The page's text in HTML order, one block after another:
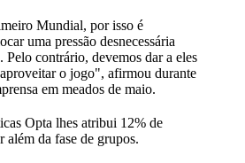
Mundial, por isso é
uma pressão desnecessária
Pelo contrário, devemos dar a eles
o jogo", afirmou durante
em meados de maio.
Opta lhes atribui 12% de
além da fase de grupos.